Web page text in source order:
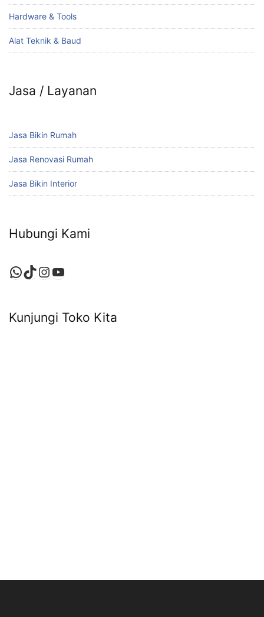
Hardware & Tools
Alat Teknik & Baud
Jasa / Layanan
Jasa Bikin Rumah
Jasa Renovasi Rumah
Jasa Bikin Interior
Hubungi Kami
WhatsApp
TikTok
Instagram
YouTube
Kunjungi Toko Kita